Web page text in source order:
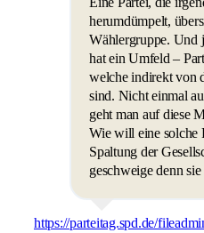
herumdümpelt,
Wählergruppe. Und
hat ein Umfeld –
welche indirekt von
sind. Nicht einmal
geht man auf diese
Wie will eine solche
Spaltung der
geschweige denn sie
https://parteitag.spd.de/